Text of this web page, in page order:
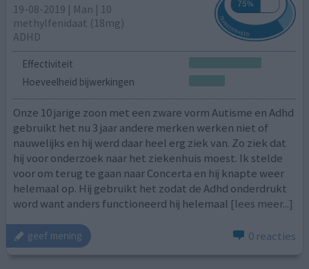
19-08-2019 | Man | 10
methylfenidaat (18mg)
ADHD
Effectiviteit
Hoeveelheid bijwerkingen
Onze 10 jarige zoon met een zware vorm Autisme en Adhd
gebruikt het nu 3 jaar andere merken werken niet of
nauwelijks en hij werd daar heel erg ziek van. Zo ziek dat
hij voor onderzoek naar het ziekenhuis moest. Ik stelde
voor om terug te gaan naar Concerta en hij knapte weer
helemaal op. Hij gebruikt het zodat de Adhd onderdrukt
word want anders functioneerd hij helemaal [lees meer...]
geef mening 0 reacties